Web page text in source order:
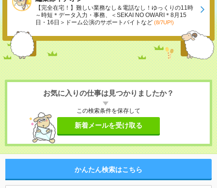
【完全在宅！】難しい業務なし＆電話なし！ゆっくりの11時
～時短＊データ入力・事務、＜SEKAI NO OWARI＊8月15
日・16日＞ドーム公演のサポートバイトなど (8/7UP!)
お気に入りの仕事は見つかりましたか？
この検索条件を保存して
新着メールを受け取る
かんたん検索はこちら